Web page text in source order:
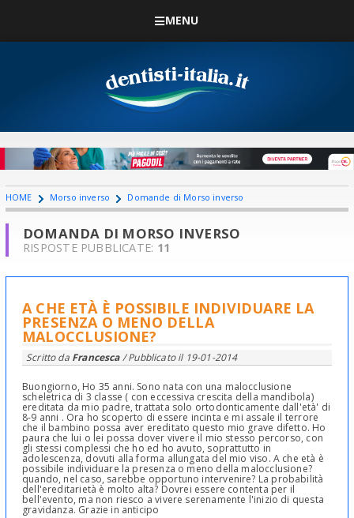
MENU
HOME Morso inverso Domande di Morso inverso
DOMANDA DI MORSO INVERSO
RISPOSTE PUBBLICATE: 11
A CHE ETÀ È POSSIBILE INDIVIDUARE LA
PRESENZA O MENO DELLA
MALOCCLUSIONE?
Scritto da Francesca/ Pubblicato il 19-01-2014
Buongiorno, Ho 35 anni. Sono nata con una malocclusione
scheletrica di 3 classe ( con eccessiva crescita della mandibola)
ereditata da mio padre, trattata solo ortodonticamente dall'età' di
8-9 anni . Ora ho scoperto di essere incinta e mi assale il terrore
che il bambino possa aver ereditato questo mio grave difetto. Ho
paura che lui o lei possa dover vivere il mio stesso percorso, con
gli stessi complessi che ho ed ho avuto, soprattutto in
adolescenza, dovuti alla forma allungata del mio viso. A che età è
possibile individuare la presenza o meno della malocclusione?
quando, nel caso, sarebbe opportuno intervenire? La probabilità
dell'ereditarietà è molto alta? Dovrei essere contenta per il
bell'evento, ma non riesco a vivere serenamente l'inizio di questa
gravidanza. Grazie in anticipo